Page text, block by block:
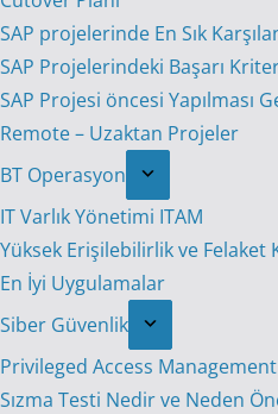
SAP projelerinde En Sık
SAP Projelerindeki Başarı
SAP Projesi öncesi Yapılması
Remote – Uzaktan Projeler
BT Operasyon
IT Varlık Yönetimi ITAM
Yüksek Erişilebilirlik ve
En İyi Uygulamalar
Siber Güvenlik
Privileged Access Management
Sızma Testi Nedir ve Neden